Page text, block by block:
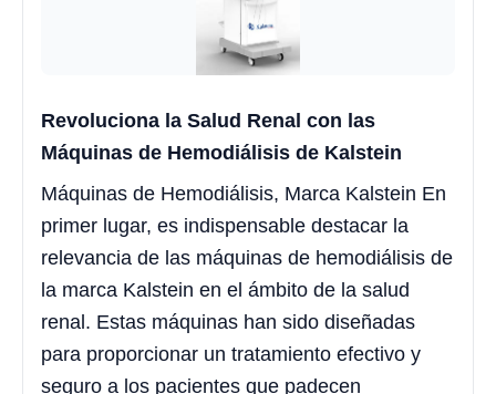
Revoluciona la Salud Renal con las
Máquinas de Hemodiálisis de Kalstein
Máquinas de Hemodiálisis, Marca Kalstein En
primer lugar, es indispensable destacar la
relevancia de las máquinas de hemodiálisis de
la marca Kalstein en el ámbito de la salud
renal. Estas máquinas han sido diseñadas
para proporcionar un tratamiento efectivo y
seguro a los pacientes que padecen